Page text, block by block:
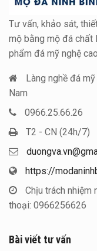
Tư vấn, khảo sát,
mộ bằng mộ đá chất
phẩm đá mỹ nghệ
Làng nghề đá
Nam
0966.25.66.26
T2 - CN (24h/7)
https://
Chịu trách nhiệm
thoại: 0966256626
Bài viết tư vấn